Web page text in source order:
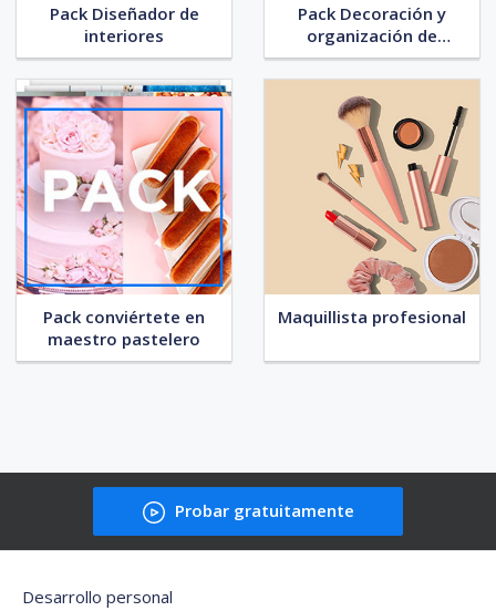
Pack Diseñador de
interiores
Pack Decoración y
organización de
eventos
Pack conviértete en
maestro pastelero
Maquillista profesional
Probar gratuitamente
Desarrollo personal